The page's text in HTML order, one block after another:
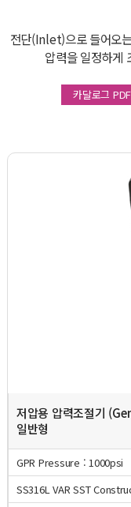
전단(Inlet)으로 들어오
압력을 일정하게
카달로그
저압용 압력조절기
일반형
GPR Pressure : 1000psi
SS316L VAR SST